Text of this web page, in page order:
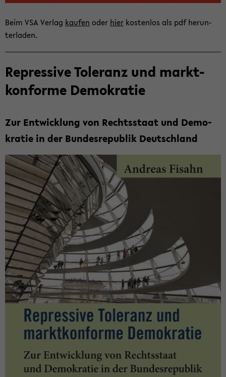
Beim VSA Ver­lag kau­fen oder hier kos­ten­los als pdf her­un­
ter­la­den.
Re­pres­si­ve To­le­ranz und markt­
kon­for­me De­mo­kra­tie
Zur Ent­wick­lung von Rechts­staat und De­mo­
kra­tie in der Bun­des­re­pu­blik Deutsch­land